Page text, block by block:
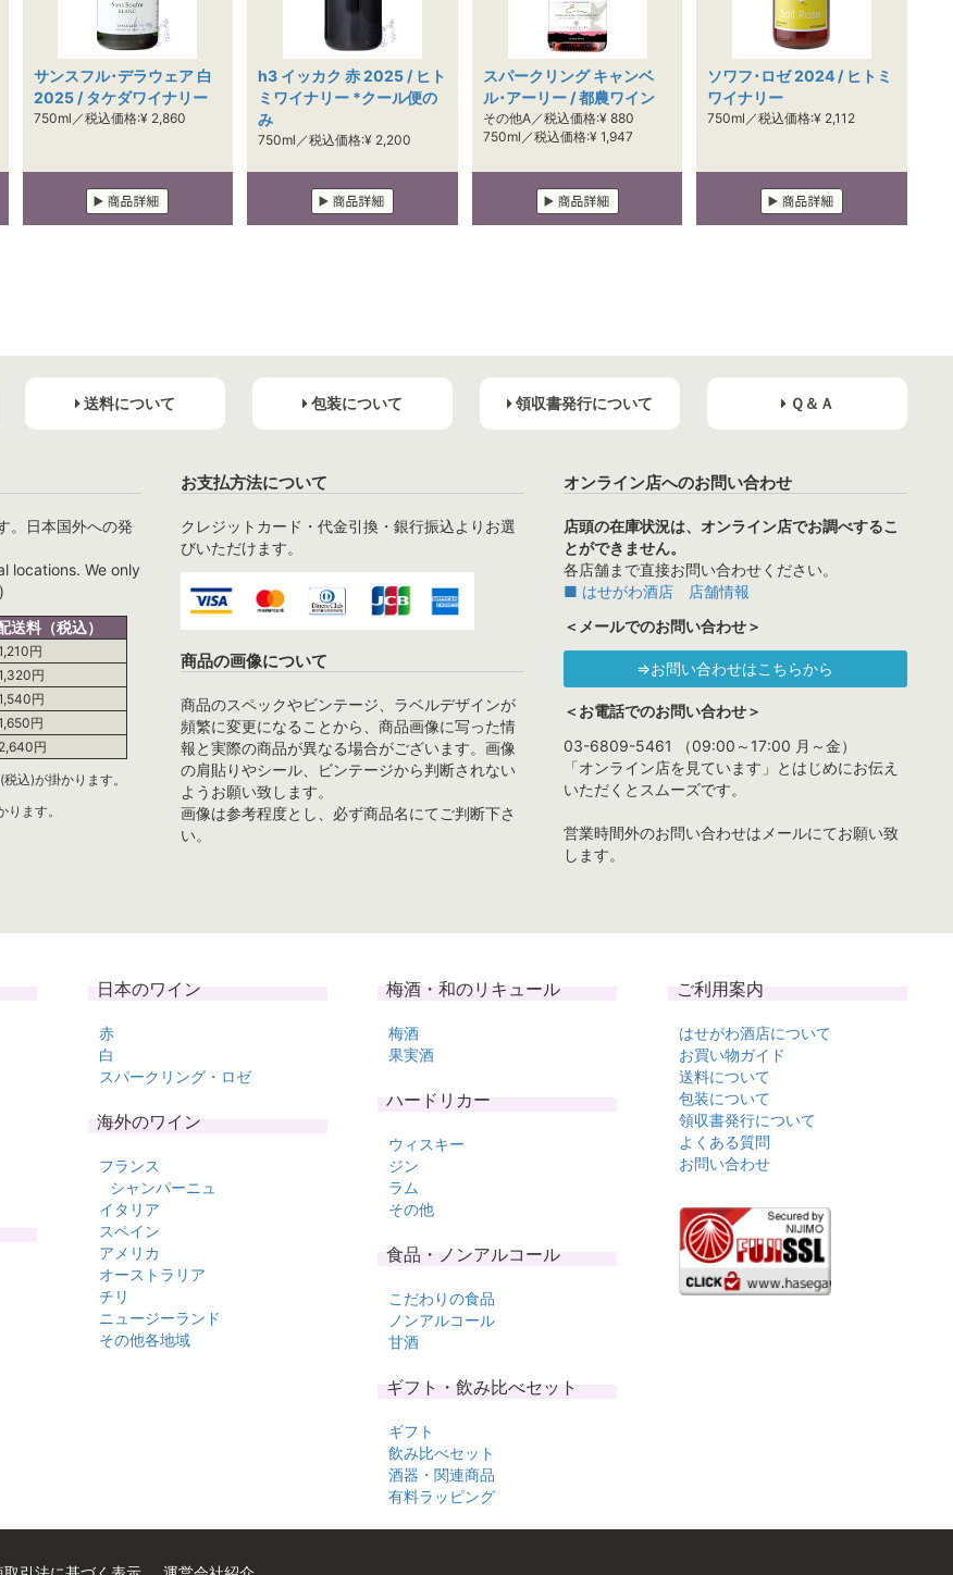
サンスフル･デラウェア 白
2025 / タケダワイナリー
750ml／税込価格:¥ 2,860
h3 イッカク 赤 2025 / ヒト
ミワイナリー *クール便の
み
750ml／税込価格:¥ 2,200
スパークリング キャンベ
ル･アーリー / 都農ワイン
その他A／税込価格:¥ 880
750ml／税込価格:¥ 1,947
ソワフ･ロゼ 2024 / ヒトミ
ワイナリー
750ml／税込価格:¥ 2,112
送料について 包装について 領収書発行について Ｑ＆Ａ
。日本国外への発
locations. We only
送料（税込）
円
円
円
円
2,640円
込)が掛かります。
ます。
お支払方法について
クレジットカード・代金引換・銀行振込よりお選
びいただけます。
商品の画像について
商品のスペックやビンテージ、ラベルデザインが
頻繁に変更になることから、商品画像に写った情
報と実際の商品が異なる場合がございます。画像
の肩貼りやシール、ビンテージから判断されない
ようお願い致します。
画像は参考程度とし、必ず商品名にてご判断下さ
い。
オンライン店へのお問い合わせ
店頭の在庫状況は、オンライン店でお調べするこ
とができません。
各店舗まで直接お問い合わせください。
■ はせがわ酒店 店舗情報
＜メールでのお問い合わせ＞
⇒お問い合わせはこちらから
＜お電話でのお問い合わせ＞
03-6809-5461 （09:00～17:00 月～金）
「オンライン店を見ています」とはじめにお伝え
いただくとスムーズです。
営業時間外のお問い合わせはメールにてお願い致
します。
日本のワイン
赤
白
スパークリング・ロゼ
海外のワイン
フランス
シャンパーニュ
イタリア
スペイン
アメリカ
オーストラリア
チリ
ニュージーランド
その他各地域
梅酒・和のリキュール
梅酒
果実酒
ハードリカー
ウィスキー
ジン
ラム
その他
食品・ノンアルコール
こだわりの食品
ノンアルコール
甘酒
ギフト・飲み比べセット
ギフト
飲み比べセット
酒器・関連商品
有料ラッピング
ご利用案内
はせがわ酒店について
お買い物ガイド
送料について
包装について
領収書発行について
よくある質問
お問い合わせ